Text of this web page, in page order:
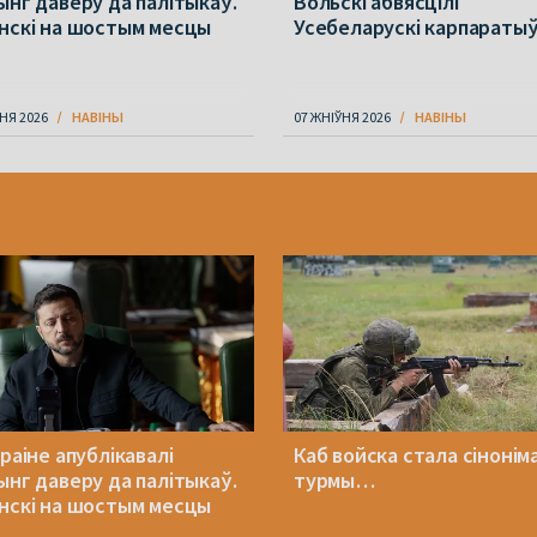
на шостым месцы
2026 НАВІНЫ
Усебеларускі карпаратыў
07 ЖНІЎНЯ 2026 НАВІНЫ
апублікавалі
даверу да палітыкаў.
на шостым месцы
Каб войска стала
турмы…